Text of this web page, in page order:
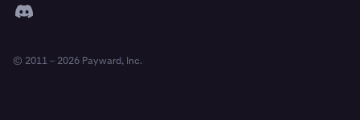
© 2011 – 2026 Payward, Inc.